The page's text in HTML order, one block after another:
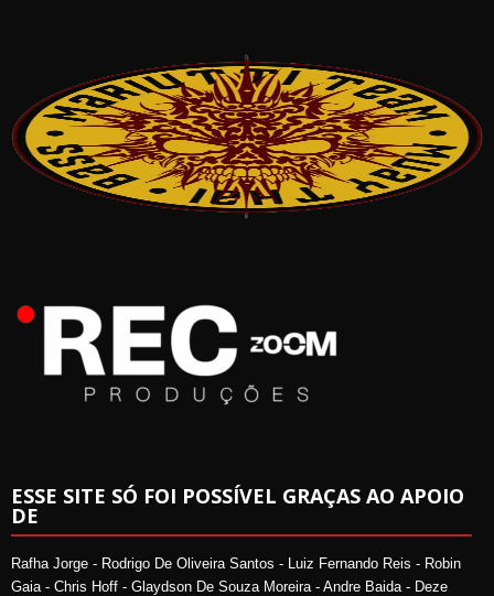
ESSE SITE SÓ FOI POSSÍVEL GRAÇAS AO APOIO
DE
Rafha Jorge - Rodrigo De Oliveira Santos - Luiz Fernando Reis - Robin
Gaia - Chris Hoff - Glaydson De Souza Moreira - Andre Baida - Deze